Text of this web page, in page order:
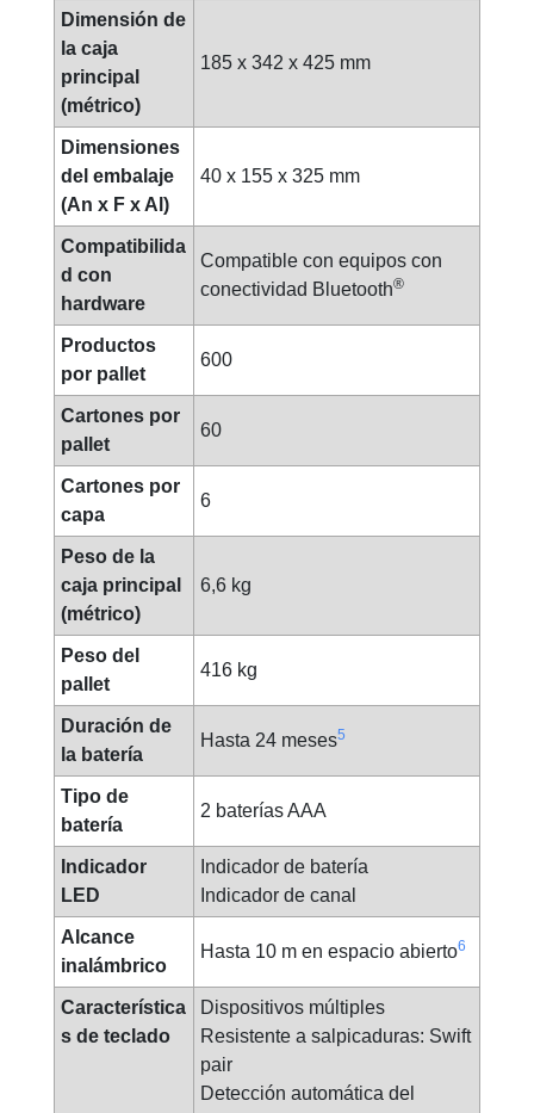
julio 03, 2023
Dimensión de
la caja
principal
(métrico)
185 x 342 x 425 mm
Dimensiones
del embalaje
(An x F x Al)
40 x 155 x 325 mm
Compatibilida
d con
hardware
Compatible con equipos con
conectividad Bluetooth®
Productos
por pallet
600
Cartones por
pallet
60
Cartones por
capa
6
Peso de la
caja principal
(métrico)
6,6 kg
Peso del
pallet
416 kg
Duración de
la batería
Hasta 24 meses5
Tipo de
batería
2 baterías AAA
Indicador
LED
Indicador de batería
Indicador de canal
Alcance
inalámbrico
Hasta 10 m en espacio abierto6
Característica
s de teclado
Dispositivos múltiples
Resistente a salpicaduras: Swift
pair
Detección automática del